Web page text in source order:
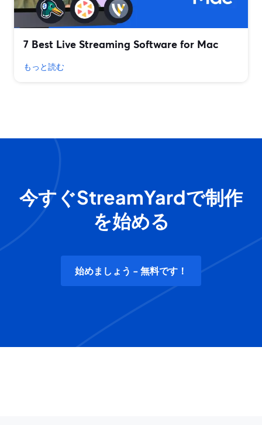
7 Best Live Streaming Software for Mac
もっと読む
今すぐStreamYardで制作
を始める
始めましょう - 無料です！